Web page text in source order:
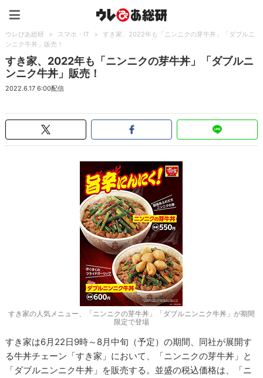
ウレぴあ総研 > スマホ・IT >
すき家、2022年も「ニンニクの芽牛丼」「ダブルニ
ンニク牛丼」販売！
すき家、2022年も「ニンニクの芽牛丼」「ダブルニ
ンニク牛丼」販売！
2022.6.17 6:00配信
すき家の人気メニュー、「ニンニクの芽牛丼」「ダブルニンニク牛丼」が期間
限定で登場
すき家は6月22日9時～8月中旬（予定）の期間、同社が展開す
る牛丼チェーン「すき家」において、「ニンニクの芽牛丼」と
「ダブルニンニク牛丼」を販売する。並盛の税込価格は、「ニ